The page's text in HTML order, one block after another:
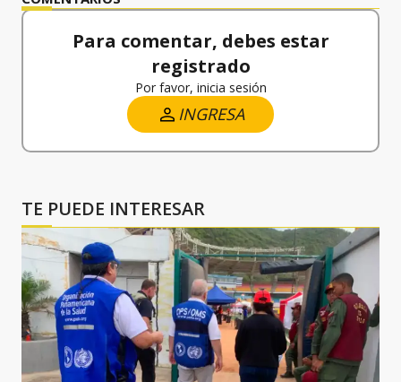
Para comentar, debes estar
registrado
Por favor, inicia sesión
INGRESA
TE PUEDE INTERESAR